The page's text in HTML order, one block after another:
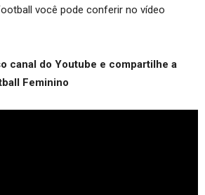
você pode conferir no vídeo
canal do Youtube e compartilhe a
Feminino